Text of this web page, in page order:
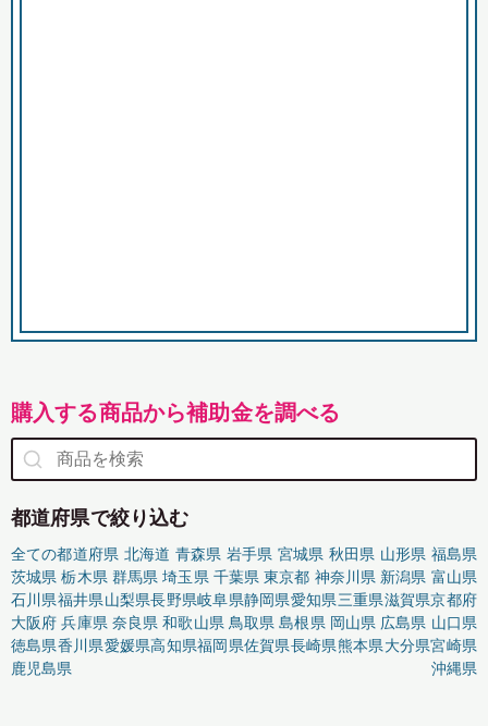
購入する商品から補助金を調べる
都道府県で絞り込む
全ての都道府県 北海道 青森県 岩手県 宮城県 秋田県 山形県 福島県
茨城県 栃木県 群馬県 埼玉県 千葉県 東京都 神奈川県 新潟県 富山県
石川県福井県山梨県長野県岐阜県静岡県愛知県三重県滋賀県京都府
大阪府 兵庫県 奈良県 和歌山県 鳥取県 島根県 岡山県 広島県 山口県
徳島県香川県愛媛県高知県福岡県佐賀県長崎県熊本県大分県宮崎県
鹿児島県
沖縄県